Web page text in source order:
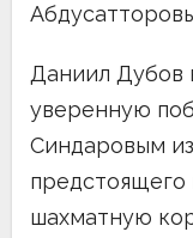
Даниил Дубов
уверенную
Синдаровым
шахматную